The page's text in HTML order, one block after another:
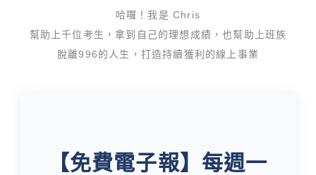
哈囉！我是 Chris
幫助上千位考生，拿到自己的理想成績，也幫助上班族
脫離996的人生，打造持續獲利的線上事業
【免費電子報】每週一